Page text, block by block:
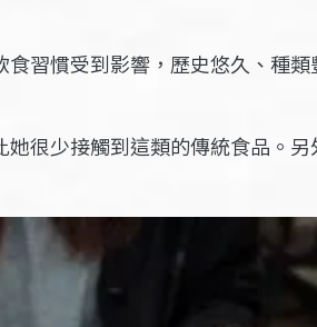
習慣受到影響，歷史悠久、種
很少接觸到這類的傳統食品。